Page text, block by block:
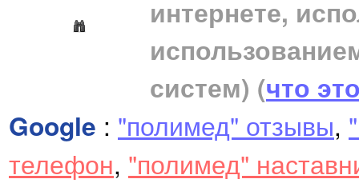
интернете,
систем) (что
Google : "полимед" отзывы,
телефон, "полимед"